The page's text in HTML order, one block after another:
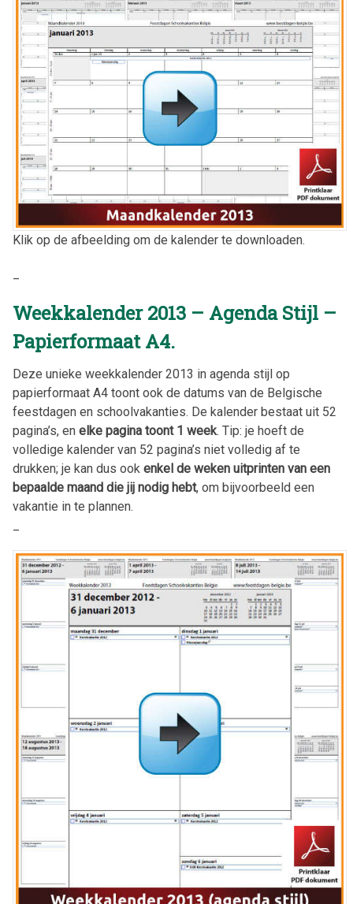
Klik op de afbeelding om de kalender te downloaden.
Weekkalender 2013 – Agenda Stijl –
Papierformaat A4.
Deze unieke weekkalender 2013 in agenda stijl op
papierformaat A4 toont ook de datums van de Belgische
feestdagen en schoolvakanties. De kalender bestaat uit 52
pagina’s, en elke pagina toont 1 week. Tip: je hoeft de
volledige kalender van 52 pagina’s niet volledig af te
drukken; je kan dus ook enkel de weken uitprinten van een
bepaalde maand die jij nodig hebt, om bijvoorbeeld een
vakantie in te plannen.